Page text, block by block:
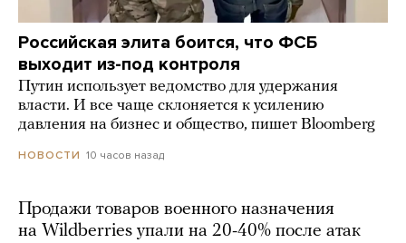
Российская элита боится, что ФСБ
выходит из-под контроля
Путин использует ведомство для удержания
власти. И все чаще склоняется к усилению
давления на бизнес и общество, пишет Bloomberg
НОВОСТИ 10 часов назад
Продажи товаров военного назначения
на Wildberries упали на 20-40% после атак